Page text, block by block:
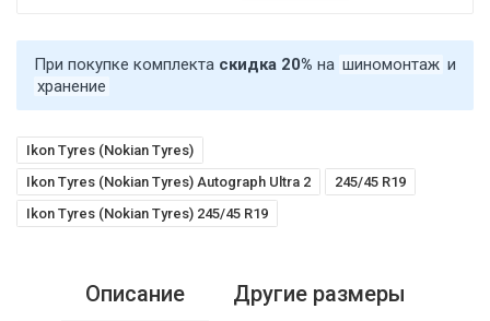
При покупке комплекта скидка 20% на шиномонтаж и
хранение
Ikon Tyres (Nokian Tyres)
Ikon Tyres (Nokian Tyres) Autograph Ultra 2
245/45 R19
Ikon Tyres (Nokian Tyres) 245/45 R19
Описание Другие размеры